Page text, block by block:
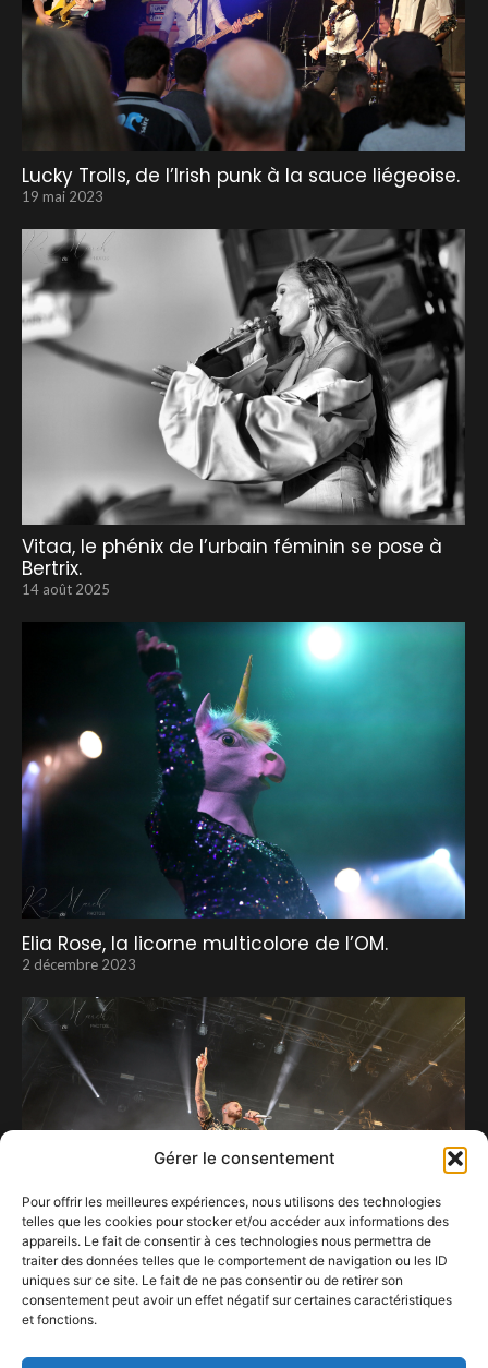
Gérer le consentement
Pour offrir les meilleures expériences, nous utilisons des technologies
telles que les cookies pour stocker et/ou accéder aux informations des
appareils. Le fait de consentir à ces technologies nous permettra de
traiter des données telles que le comportement de navigation ou les ID
uniques sur ce site. Le fait de ne pas consentir ou de retirer son
consentement peut avoir un effet négatif sur certaines caractéristiques
et fonctions.
Lucky Trolls, de l’Irish punk à la sauce liégeoise.
19 mai 2023
Vitaa, le phénix de l’urbain féminin se pose à
Bertrix.
14 août 2025
Elia Rose, la licorne multicolore de l’OM.
2 décembre 2023
Matt Pokora apporte les pizzas et assure le
5 juillet 2026